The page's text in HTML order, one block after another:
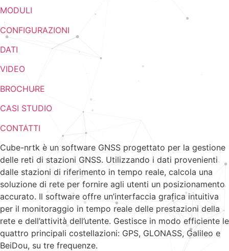
MODULI
CONFIGURAZIONI
DATI
VIDEO
BROCHURE
CASI STUDIO
CONTATTI
Cube-nrtk è un software GNSS progettato per la gestione
delle reti di stazioni GNSS. Utilizzando i dati provenienti
dalle stazioni di riferimento in tempo reale, calcola una
soluzione di rete per fornire agli utenti un posizionamento
accurato. Il software offre un’interfaccia grafica intuitiva
per il monitoraggio in tempo reale delle prestazioni della
rete e dell’attività dell’utente. Gestisce in modo efficiente le
quattro principali costellazioni: GPS, GLONASS, Galileo e
BeiDou, su tre frequenze.